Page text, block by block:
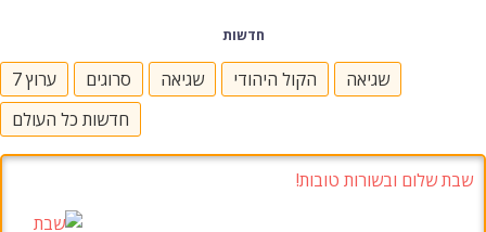
חדשות
ערוץ 7 סרוגים שגיאה הקול היהודי
שגיאה
חדשות כל העולם
שבת שלום ובשורות טובות!